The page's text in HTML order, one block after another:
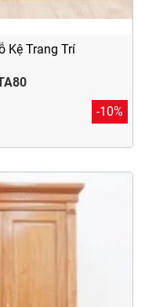
Kệ Trang Trí
-10%